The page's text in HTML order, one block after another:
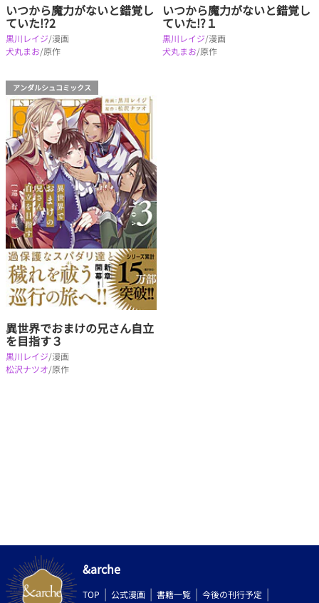
いつから魔力がないと錯覚し
ていた!?2
黒川レイジ/漫画
犬丸まお/原作
いつから魔力がないと錯覚し
ていた!?１
黒川レイジ/漫画
犬丸まお/原作
アンダルシュコミックス
異世界でおまけの兄さん自立
を目指す３
黒川レイジ/漫画
松沢ナツオ/原作
&arche
TOP 公式漫画 書籍一覧 今後の刊行予定